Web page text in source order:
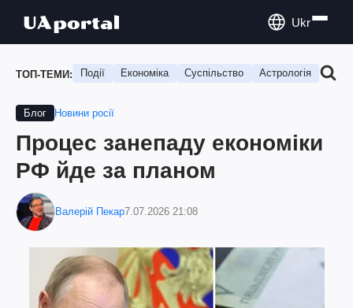
Ukr
ТОП-ТЕМИ: Події Економіка Суспільство Астрологія
Блог Новини росії
Процес занепаду економіки
РФ йде за планом
Валерій Пекар7.07.2026 21:08